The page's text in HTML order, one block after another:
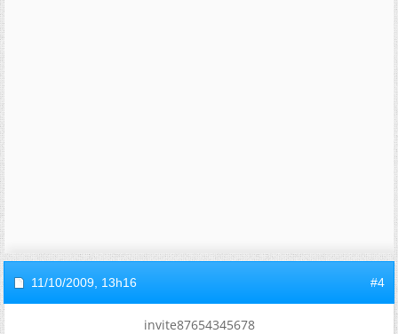
11/10/2009, 13h16 #4
invite87654345678